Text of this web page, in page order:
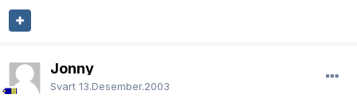
Jonny
Svart 13.Desember.2003